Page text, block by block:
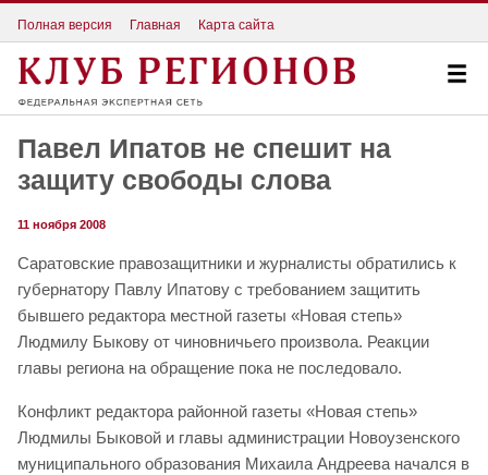
Полная версия Главная Карта сайта
Павел Ипатов не спешит на
защиту свободы слова
11 ноября 2008
Саратовские правозащитники и журналисты обратились к
губернатору Павлу Ипатову с требованием защитить
бывшего редактора местной газеты «Новая степь»
Людмилу Быкову от чиновничьего произвола. Реакции
главы региона на обращение пока не последовало.
Конфликт редактора районной газеты «Новая степь»
Людмилы Быковой и главы администрации Новоузенского
муниципального образования Михаила Андреева начался в